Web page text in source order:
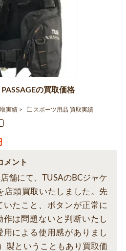
の買取価格
実績
スポーツ用品 買取実績
メント
舗にて、TUSAのBCジャケ
店頭買取いたしました。先
いたこと、ボタンが正常に
作は問題ないと判断いたし
用による使用感がありまし
製ということもあり買取価